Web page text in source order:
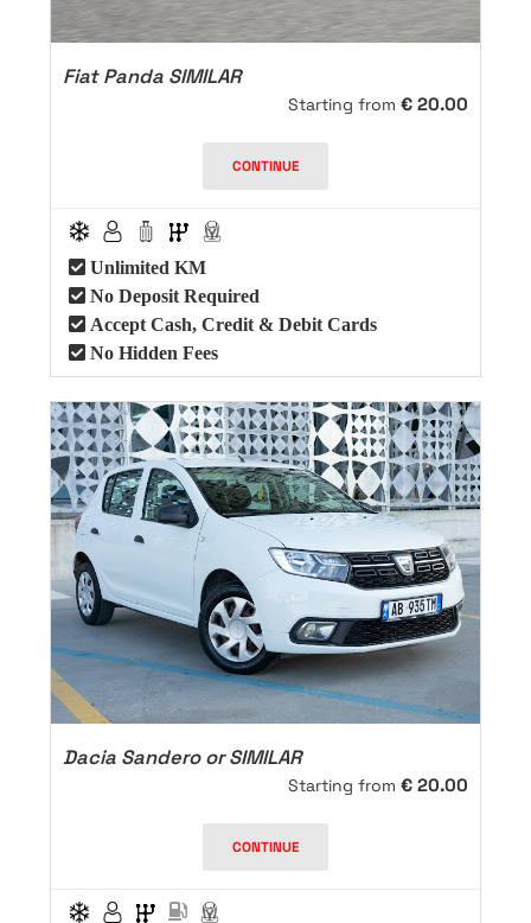
Fiat Panda SIMILAR
Starting from € 20.00
CONTINUE
Unlimited KM
No Deposit Required
Accept Cash, Credit & Debit Cards
No Hidden Fees
Dacia Sandero or SIMILAR
Starting from € 20.00
CONTINUE